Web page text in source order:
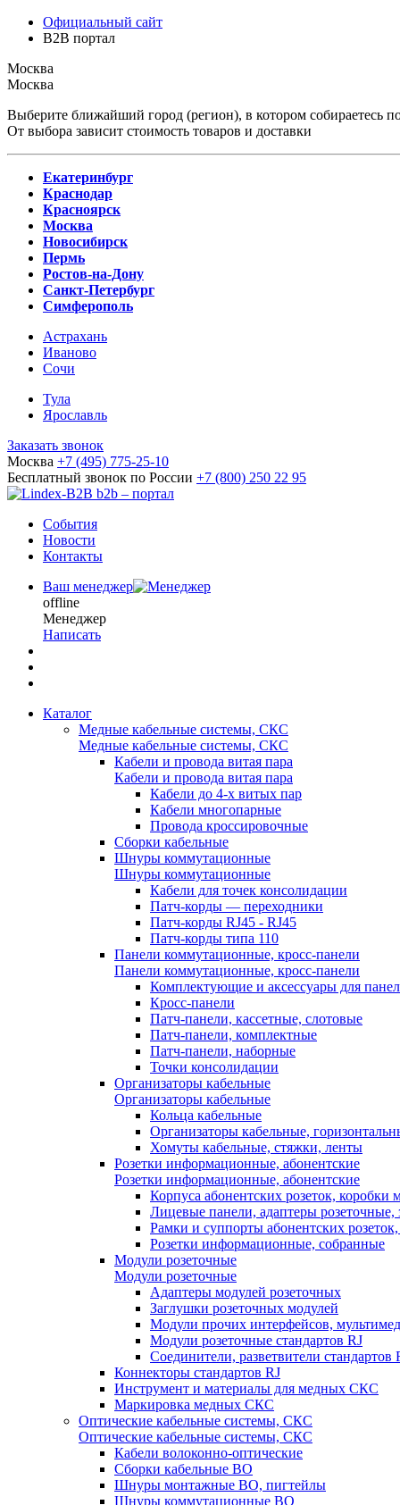
Официальный сайт
B2B портал
Москва
Москва
Выберите ближайший город (регион), в котором собираетесь
От выбора зависит стоимость товаров и доставки
Екатеринбург
Краснодар
Красноярск
Москва
Новосибирск
Пермь
Ростов-на-Дону
Санкт-Петербург
Симферополь
Астрахань
Иваново
Сочи
Тула
Ярославль
Заказать звонок
Москва +7 (495) 775-25-10
Бесплатный звонок по России +7 (800) 250 22 95
b2b – портал
События
Новости
Контакты
Ваш менеджер
offline
Менеджер
Написать
Каталог
Медные кабельные системы, СКС
Медные кабельные системы, СКС
Кабели и провода витая пара
Кабели и провода витая пара
Кабели до 4-х витых пар
Кабели многопарные
Провода кроссировочные
Сборки кабельные
Шнуры коммутационные
Шнуры коммутационные
Кабели для точек консолидации
Патч-корды — переходники
Патч-корды RJ45 - RJ45
Патч-корды типа 110
Панели коммутационные, кросс-панели
Панели коммутационные, кросс-панели
Комплектующие и аксессуары для
Кросс-панели
Патч-панели, кассетные, слотовые
Патч-панели, комплектные
Патч-панели, наборные
Точки консолидации
Организаторы кабельные
Организаторы кабельные
Кольца кабельные
Организаторы кабельные,
Хомуты кабельные, стяжки, ленты
Розетки информационные, абонентские
Розетки информационные, абонентские
Корпуса абонентских розеток, коробки
Лицевые панели, адаптеры розеточные,
Рамки и суппорты абонентских
Розетки информационные, собранные
Модули розеточные
Модули розеточные
Адаптеры модулей розеточных
Заглушки розеточных модулей
Модули прочих интерфейсов,
Модули розеточные стандартов RJ
Соединители, разветвители стандартов
Коннекторы стандартов RJ
Инструмент и материалы для медных СКС
Маркировка медных СКС
Оптические кабельные системы, СКС
Оптические кабельные системы, СКС
Кабели волоконно-оптические
Сборки кабельные ВО
Шнуры монтажные ВО, пигтейлы
Шнуры коммутационные ВО